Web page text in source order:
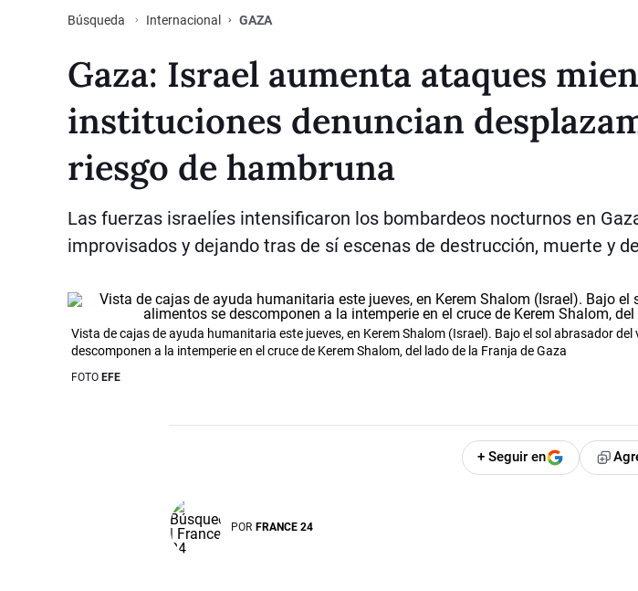
Búsqueda Internacional GAZA
Gaza: Israel aumenta ataques
instituciones denuncian
riesgo de hambruna
Las fuerzas israelíes intensificaron los bombardeos nocturnos en
improvisados y dejando tras de sí escenas de destrucción, muerte y
Vista de cajas de ayuda humanitaria este jueves, en Kerem Shalom (Israel). Bajo el sol abrasador
descomponen a la intemperie en el cruce de Kerem Shalom, del lado de la Franja de Gaza
FOTO EFE
+ Seguir en
POR FRANCE 24